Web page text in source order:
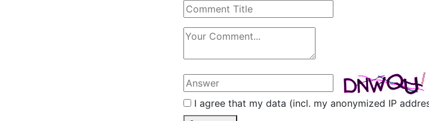
I agree that my data (incl. my anonymized IP